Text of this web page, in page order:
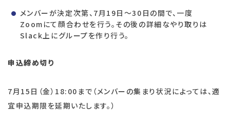
メンバーが決定次第、7月19日〜30日の間で、一度
Zoomにて顔合わせを行う。その後の詳細なやり取りは
Slack上にグループを作り行う。
申込締め切り
7月15日（金）18:00まで（メンバーの集まり状況によっては、適
宜申込期限を延期いたします。）